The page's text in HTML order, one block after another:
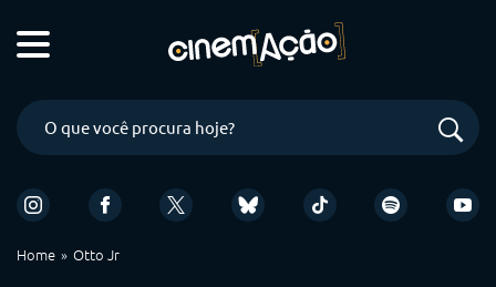
Home Otto Jr